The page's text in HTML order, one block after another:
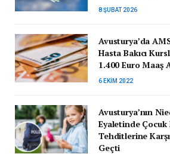
8 ŞUBAT 2026
Avusturya’da
Hasta Bakıcı
1.400 Euro Maaş
6 EKIM 2022
Avusturya’nın
Eyaletinde Çocuk
Tehditlerine
Geçti